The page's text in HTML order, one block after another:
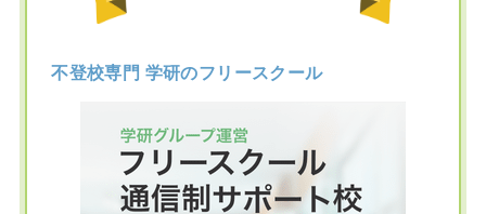
不登校専門 学研のフリースクール